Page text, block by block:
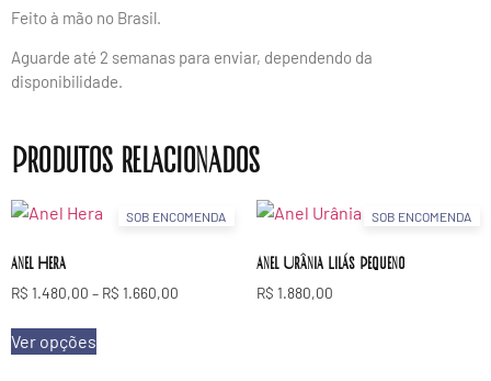
Feito à mão no Brasil.
Aguarde até 2 semanas para enviar, dependendo da
disponibilidade.
Produtos relacionados
SOB ENCOMENDA
Anel Hera
R$ 1.480,00 – R$ 1.660,00
Ver opções
SOB ENCOMENDA
Anel Urânia Lilás Pequeno
R$ 1.880,00